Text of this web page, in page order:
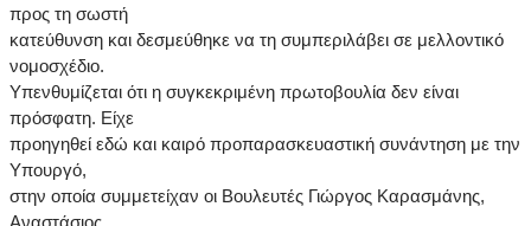
προς τη σωστή
κατεύθυνση και δεσμεύθηκε να τη συμπεριλάβει σε μελλοντικό
νομοσχέδιο.
Υπενθυμίζεται ότι η συγκεκριμένη πρωτοβουλία δεν είναι
πρόσφατη. Είχε
προηγηθεί εδώ και καιρό προπαρασκευαστική συνάντηση με την
Υπουργό,
στην οποία συμμετείχαν οι Βουλευτές Γιώργος Καρασμάνης,